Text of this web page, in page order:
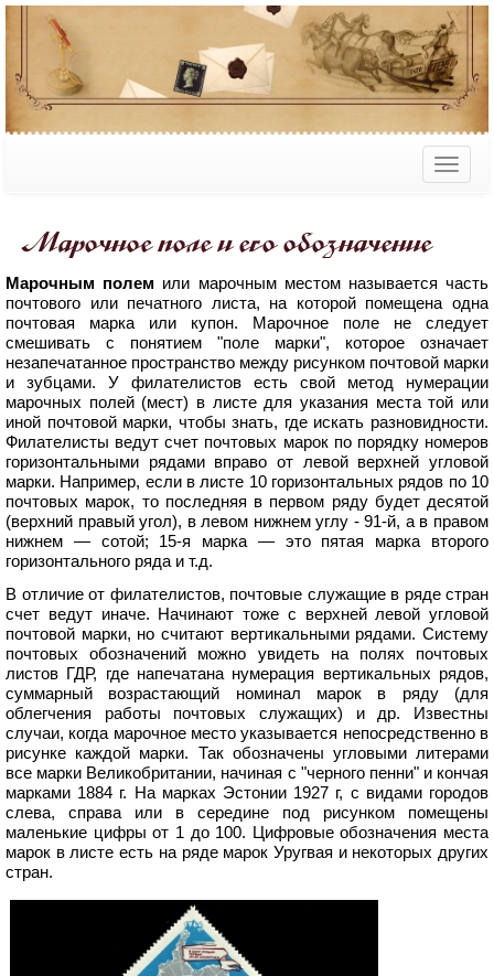
Марочное поле и его обозначение
Марочным полем или марочным местом называется часть
почтового или печатного листа, на которой помещена одна
почтовая марка или купон. Марочное поле не следует
смешивать с понятием "поле марки", которое означает
незапечатанное пространство между рисунком почтовой марки
и зубцами. У филателистов есть свой метод нумерации
марочных полей (мест) в листе для указания места той или
иной почтовой марки, чтобы знать, где искать разновидности.
Филателисты ведут счет почтовых марок по порядку номеров
горизонтальными рядами вправо от левой верхней угловой
марки. Например, если в листе 10 горизонтальных рядов по 10
почтовых марок, то последняя в первом ряду будет десятой
(верхний правый угол), в левом нижнем углу - 91-й, а в правом
нижнем — сотой; 15-я марка — это пятая марка второго
горизонтального ряда и т.д.
В отличие от филателистов, почтовые служащие в ряде стран
счет ведут иначе. Начинают тоже с верхней левой угловой
почтовой марки, но считают вертикальными рядами. Систему
почтовых обозначений можно увидеть на полях почтовых
листов ГДР, где напечатана нумерация вертикальных рядов,
суммарный возрастающий номинал марок в ряду (для
облегчения работы почтовых служащих) и др. Известны
случаи, когда марочное место указывается непосредственно в
рисунке каждой марки. Так обозначены угловыми литерами
все марки Великобритании, начиная с "черного пенни" и кончая
марками 1884 г. На марках Эстонии 1927 г, с видами городов
слева, справа или в середине под рисунком помещены
маленькие цифры от 1 до 100. Цифровые обозначения места
марок в листе есть на ряде марок Уругвая и некоторых других
стран.